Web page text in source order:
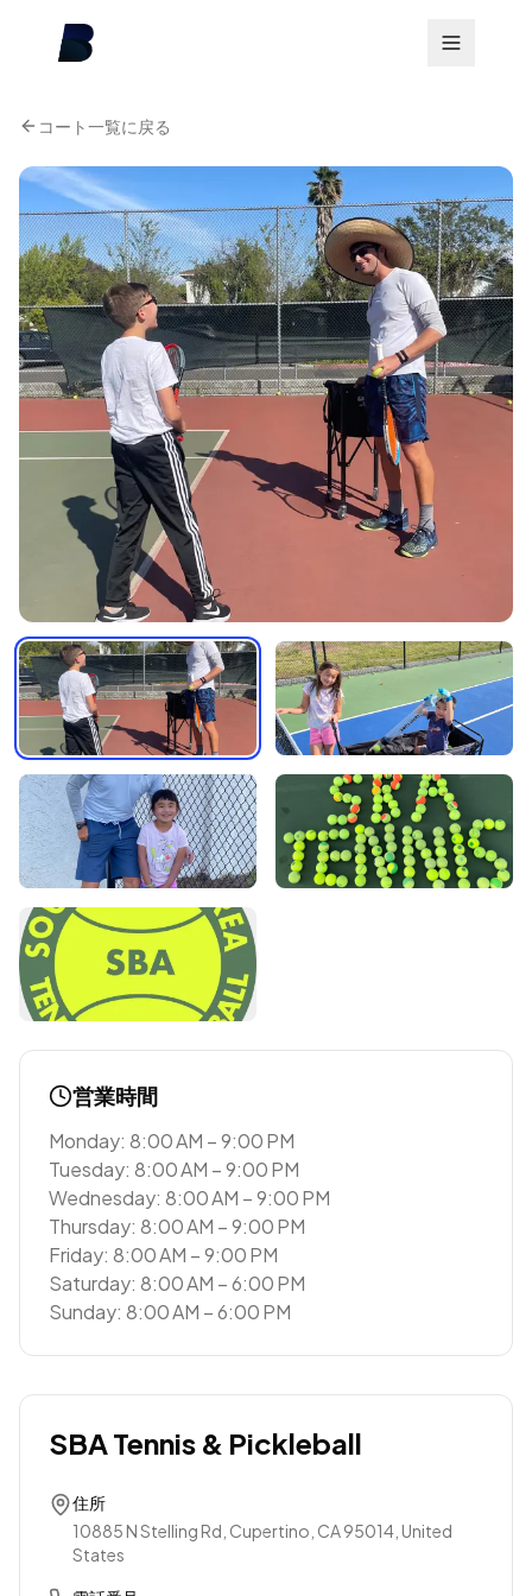
コート一覧に戻る
営業時間
Monday: 8:00 AM – 9:00 PM
Tuesday: 8:00 AM – 9:00 PM
Wednesday: 8:00 AM – 9:00 PM
Thursday: 8:00 AM – 9:00 PM
Friday: 8:00 AM – 9:00 PM
Saturday: 8:00 AM – 6:00 PM
Sunday: 8:00 AM – 6:00 PM
SBA Tennis & Pickleball
住所
10885 N Stelling Rd, Cupertino, CA 95014, United
States